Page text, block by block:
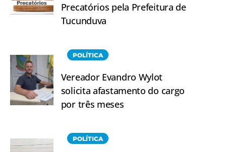
Precatórios pela Prefeitura de
Tucunduva
POLÍTICA
Vereador Evandro Wylot
solicita afastamento do cargo
por três meses
POLÍTICA